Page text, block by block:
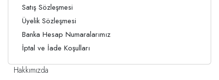
Satış Sözleşmesi
Üyelik Sözleşmesi
Banka Hesap Numaralarımız
İptal ve İade Koşulları
Hakkımızda